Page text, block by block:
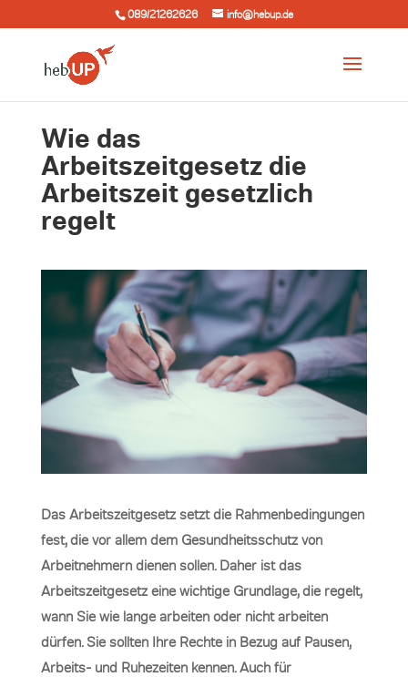
089/21262626 info@hebup.de
Wie das
Arbeitszeitgesetz die
Arbeitszeit gesetzlich
regelt
Das Arbeitszeitgesetz setzt die Rahmenbedingungen
fest, die vor allem dem Gesundheitsschutz von
Arbeitnehmern dienen sollen. Daher ist das
Arbeitszeitgesetz eine wichtige Grundlage, die regelt,
wann Sie wie lange arbeiten oder nicht arbeiten
dürfen. Sie sollten Ihre Rechte in Bezug auf Pausen,
Arbeits- und Ruhezeiten kennen. Auch für